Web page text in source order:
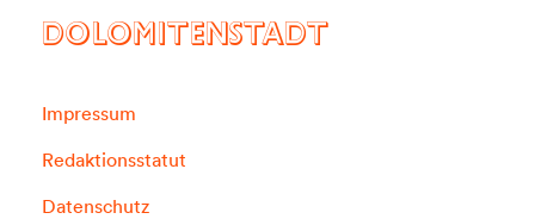
DOLOMITENSTADT
Impressum
Redaktionsstatut
Datenschutz